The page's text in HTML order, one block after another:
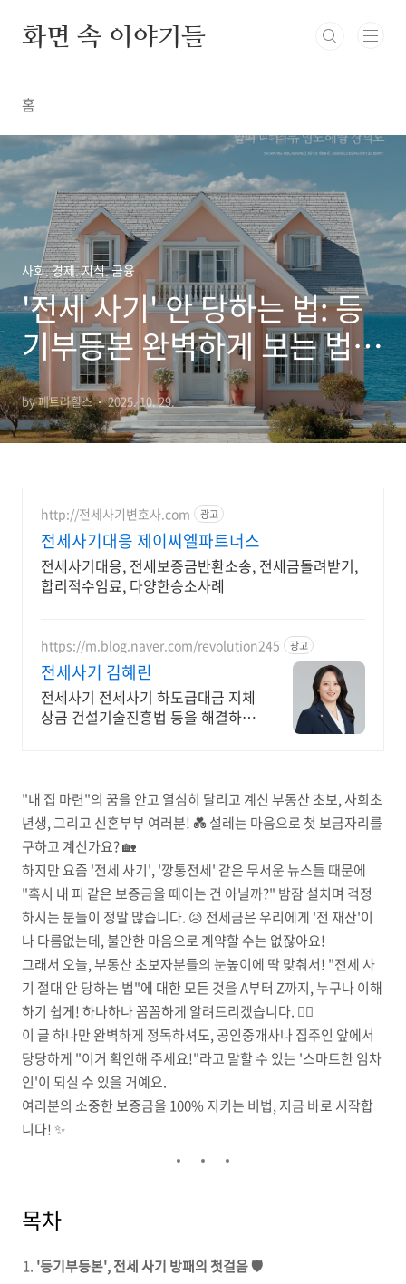
화면 속 이야기들
홈
사회. 경제. 지식. 금융
'전세 사기' 안 당하는 법: 등
기부등본 완벽하게 보는 법부
터 특약사항 필수 문구 (부동
산 초보 필독)
by 페트라힐스 2025. 10. 29.
http://전세사기변호사.com 광고
전세사기대응 제이씨엘파트너스
전세사기대응, 전세보증금반환소송, 전세금돌려받기,
합리적수임료, 다양한승소사례
https://m.blog.naver.com/revolution245 광고
전세사기 김혜린
전세사기 전세사기 하도급대금 지체
상금 건설기술진흥법 등을 해결하는
"내 집 마련"의 꿈을 안고 열심히 달리고 계신 부동산 초보, 사회초
년생, 그리고 신혼부부 여러분! 💑 설레는 마음으로 첫 보금자리를
구하고 계신가요? 🏡
하지만 요즘 '전세 사기', '깡통전세' 같은 무서운 뉴스들 때문에
"혹시 내 피 같은 보증금을 떼이는 건 아닐까?" 밤잠 설치며 걱정
하시는 분들이 정말 많습니다. 😥 전세금은 우리에게 '전 재산'이
나 다름없는데, 불안한 마음으로 계약할 수는 없잖아요!
그래서 오늘, 부동산 초보자분들의 눈높이에 딱 맞춰서! "전세 사
기 절대 안 당하는 법"에 대한 모든 것을 A부터 Z까지, 누구나 이해
하기 쉽게! 하나하나 꼼꼼하게 알려드리겠습니다. 🕵️‍♀️
이 글 하나만 완벽하게 정독하셔도, 공인중개사나 집주인 앞에서
당당하게 "이거 확인해 주세요!"라고 말할 수 있는 '스마트한 임차
인'이 되실 수 있을 거예요.
여러분의 소중한 보증금을 100% 지키는 비법, 지금 바로 시작합
니다! ✨
목차
'등기부등본', 전세 사기 방패의 첫걸음 🛡️